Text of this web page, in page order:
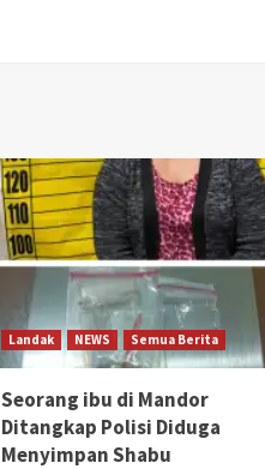
Landak NEWS Semua Berita
Seorang ibu di Mandor
Ditangkap Polisi Diduga
Menyimpan Shabu